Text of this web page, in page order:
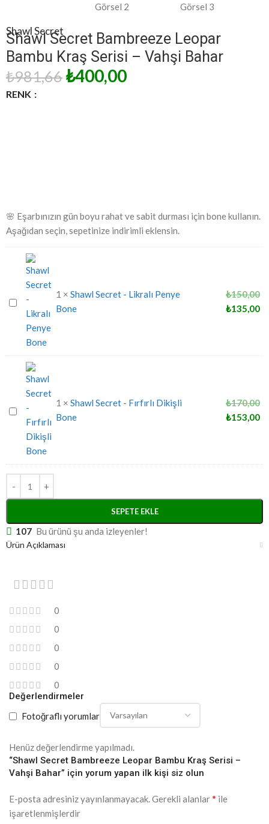
Shawl Secret
Shawl Secret Bambreeze Leopar
Bambu Kraş Serisi – Vahşi Bahar
₺981,66 ₺400,00
RENK
🌸 Eşarbınızın gün boyu rahat ve sabit durması için bone kullanın.
Aşağıdan seçin, sepetinize indirimli eklensin.
Shawl
Secret
Likralı
Penye
Bone
1 × Shawl Secret - Likralı Penye
Bone
₺150,00
₺135,00
Shawl
Secret
Fırfırlı
Dikişli
Bone
1 × Shawl Secret - Fırfırlı Dikişli
Bone
₺170,00
₺153,00
SEPETE EKLE
107 Bu ürünü şu anda izleyenler!
Ürün Açıklaması
0
0
0
0
0
Değerlendirmeler
Fotoğraflı yorumlar
Henüz değerlendirme yapılmadı.
“Shawl Secret Bambreeze Leopar Bambu Kraş Serisi –
Vahşi Bahar” için yorum yapan ilk kişi siz olun
E-posta adresiniz yayınlanmayacak.Gerekli alanlar* ile
işaretlenmişlerdir